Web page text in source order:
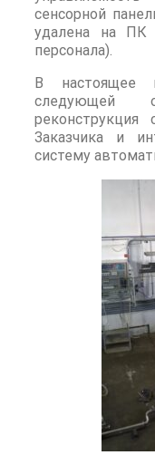
сенсорной
удалена на ПК
персонала).
В настоящее
следующей
реконструкция
Заказчика и
систему